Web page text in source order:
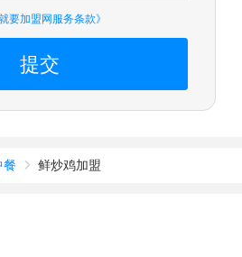
要加盟网服务条款》
提交
餐  鲜炒鸡加盟